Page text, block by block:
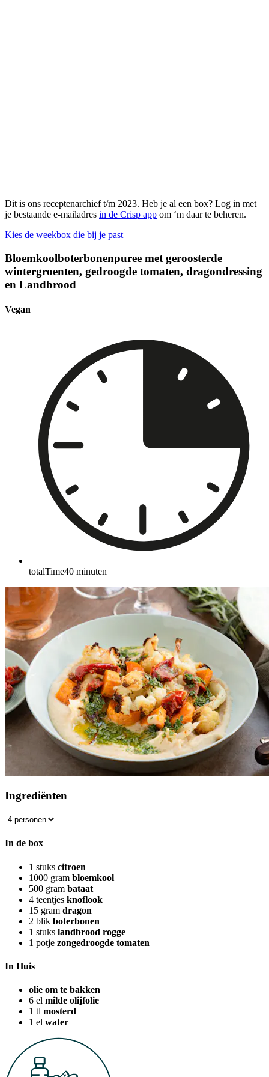
Dit is ons receptenarchief t/m 2023. Heb je al een box? Log in met
je bestaande e-mailadres in de Crisp app om ‘m daar te beheren.
Kies de weekbox die bij je past
Bloemkoolboterbonenpuree met geroosterde
wintergroenten, gedroogde tomaten, dragondressing
en Landbrood
Vegan
totalTime40 minuten
Ingrediënten
In de box
1 stuks citroen
1000 gram bloemkool
500 gram bataat
4 teentjes knoflook
15 gram dragon
2 blik boterbonen
1 stuks landbrood rogge
1 potje zongedroogde tomaten
In Huis
olie om te bakken
6 el milde olijfolie
1 tl mosterd
1 el water